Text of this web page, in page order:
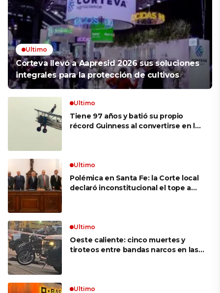
Ultimo
Corteva llevó a Aapresid 2026 sus soluciones
integrales para la protección de cultivos
Ultimo
Tiene 97 años y batió su propio
récord Guinness al convertirse en la
puedo’ no existen en mi vocabulario»
Ultimo
Polémica en Santa Fe: la Corte local
declaró inconstitucional el tope a
Ultimo
Oeste caliente: cinco muertes y
tiroteos entre bandas narcos en las
Ultimo